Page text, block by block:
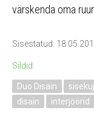
värskenda oma
Sisestatud:
Sildid:
Duo Disain
disain
interjöörid